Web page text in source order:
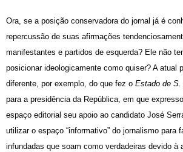
Ora, se a posição conservadora do jornal já é
repercussão de suas afirmações
manifestantes e partidos de esquerda? Ele não
posicionar ideologicamente como quiser? A atual
diferente, por exemplo, do que fez o Estado de S.
para a presidência da República, em que
espaço editorial seu apoio ao candidato José
utilizar o espaço “informativo” do jornalismo para
infundadas que soam como verdadeiras devido à